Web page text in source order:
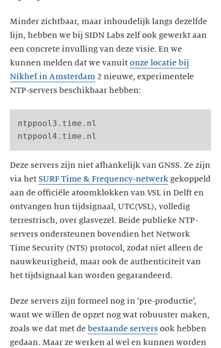
Minder zichtbaar, maar inhoudelijk langs dezelfde
lijn, hebben we bij SIDN Labs zelf ook gewerkt aan
een concrete invulling van deze visie. En we
kunnen melden dat we vanuit onze locatie bij
Nikhef in Amsterdam 2 nieuwe, experimentele
NTP‑servers beschikbaar hebben:
ntppool3.time.nl
ntppool4.time.nl
Deze servers zijn niet afhankelijk van GNSS. Ze zijn
via het SURF Time & Frequency-netwerk gekoppeld
aan de officiële atoomklokken van VSL in Delft en
ontvangen hun tijdsignaal, UTC(VSL), volledig
terrestrisch, over glasvezel. Beide publieke NTP-
servers ondersteunen bovendien het Network
Time Security (NTS) protocol, zodat niet alleen de
nauwkeurigheid, maar ook de authenticiteit van
het tijdsignaal kan worden gegarandeerd.
Deze servers zijn formeel nog in ‘pre-productie’,
want we willen de opzet nog wat robuuster maken,
zoals we dat met de bestaande servers ook hebben
gedaan. Maar ze werken al wel en kunnen worden